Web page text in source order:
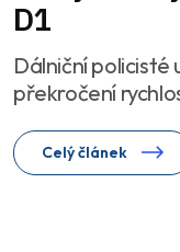
D1
Dálniční policisté
překročení
Celý článek